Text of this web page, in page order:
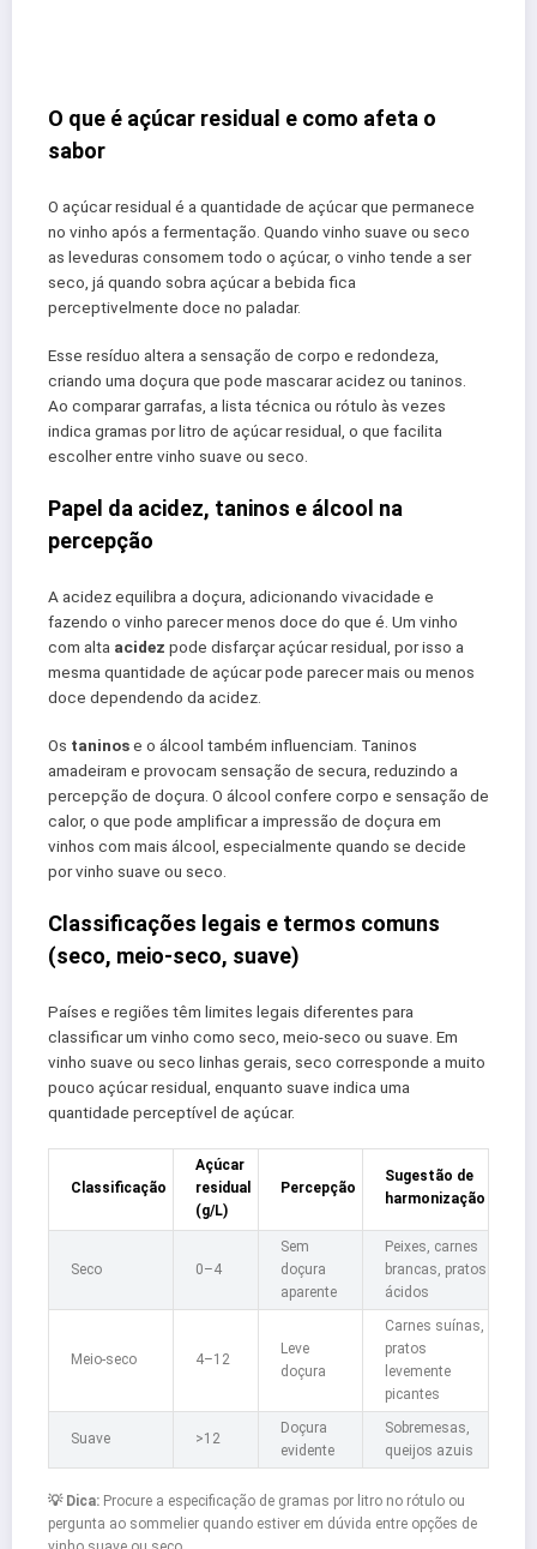
O que é açúcar residual e como afeta o
sabor
O açúcar residual é a quantidade de açúcar que permanece
no vinho após a fermentação. Quando vinho suave ou seco
as leveduras consomem todo o açúcar, o vinho tende a ser
seco, já quando sobra açúcar a bebida fica
perceptivelmente doce no paladar.
Esse resíduo altera a sensação de corpo e redondeza,
criando uma doçura que pode mascarar acidez ou taninos.
Ao comparar garrafas, a lista técnica ou rótulo às vezes
indica gramas por litro de açúcar residual, o que facilita
escolher entre vinho suave ou seco.
Papel da acidez, taninos e álcool na
percepção
A acidez equilibra a doçura, adicionando vivacidade e
fazendo o vinho parecer menos doce do que é. Um vinho
com alta acidez pode disfarçar açúcar residual, por isso a
mesma quantidade de açúcar pode parecer mais ou menos
doce dependendo da acidez.
Os taninose o álcool também influenciam. Taninos
amadeiram e provocam sensação de secura, reduzindo a
percepção de doçura. O álcool confere corpo e sensação de
calor, o que pode amplificar a impressão de doçura em
vinhos com mais álcool, especialmente quando se decide
por vinho suave ou seco.
Classificações legais e termos comuns
(seco, meio-seco, suave)
Países e regiões têm limites legais diferentes para
classificar um vinho como seco, meio-seco ou suave. Em
vinho suave ou seco linhas gerais, seco corresponde a muito
pouco açúcar residual, enquanto suave indica uma
quantidade perceptível de açúcar.
Classificação
Açúcar
residual
(g/L)
Percepção
Sugestão de
harmonização
Seco 0–4
Sem
doçura
aparente
Peixes, carnes
brancas, pratos
ácidos
Meio-seco 4–12
Leve
doçura
Carnes suínas,
pratos
levemente
picantes
Suave >12
Doçura
evidente
Sobremesas,
queijos azuis
💡 Dica: Procure a especificação de gramas por litro no rótulo ou
pergunta ao sommelier quando estiver em dúvida entre opções de